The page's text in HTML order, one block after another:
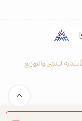
للنشر والتوزيع